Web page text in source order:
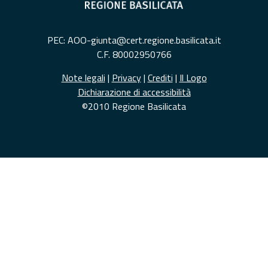
PEC: AOO-giunta@cert.regione.basilicata.it
C.F. 80002950766
Note legali | Privacy| Crediti | Il Logo
Dichiarazione di accessibilità
©2010 Regione Basilicata